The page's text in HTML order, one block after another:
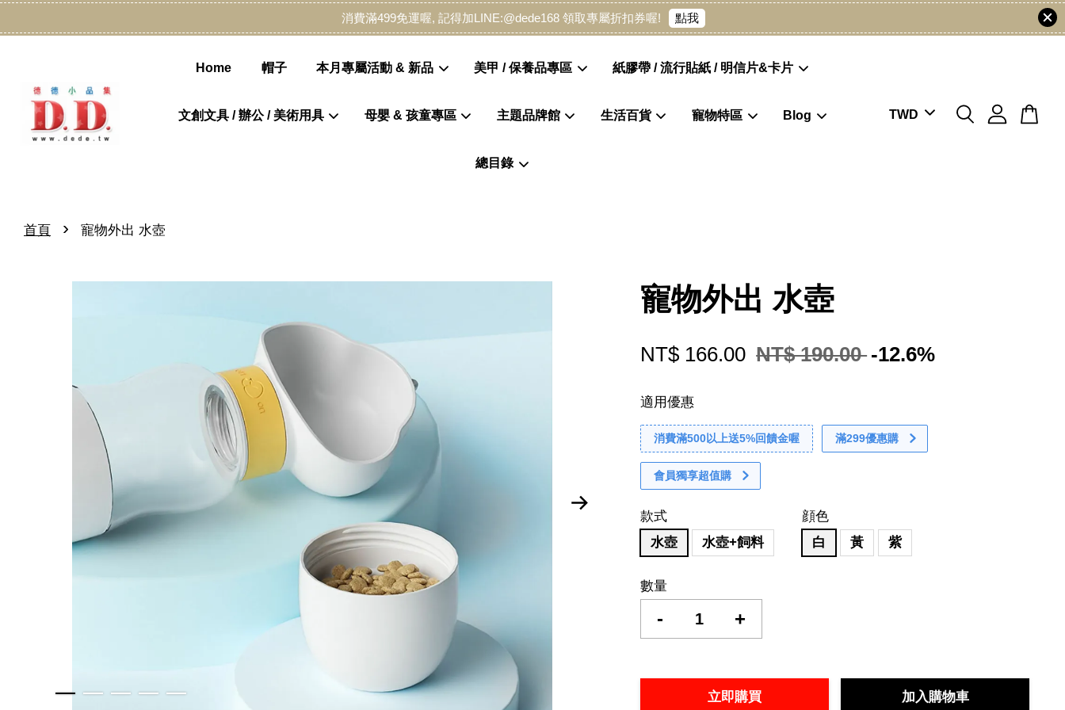
消費滿499免運喔, 記得加LINE:@dede168 領取專屬折扣券喔! 點我
Home 帽子 本月專屬活動 & 新品 美甲 / 保養品專區 紙膠帶 / 流行貼紙 / 明信片&卡片
文創文具 / 辦公 / 美術用具 母嬰 & 孩童專區 主題品牌館 生活百貨 寵物特區 Blog
總目錄
首頁 › 寵物外出 水壺
寵物外出 水壺
NT$ 166.00 NT$ 190.00 -12.6%
適用優惠
消費滿500以上送5%回饋金喔 滿299優惠購
會員獨享超值購
款式
水壺
水壺+飼料
顔色
白
黃 紫
數量
- +
立即購買 加入購物車